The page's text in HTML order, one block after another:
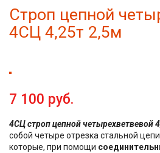
Строп цепной
4СЦ 4,25т 2,5м
7 100 руб.
4СЦ строп цепной четырехветвевой
собой четыре отрезка стальной
которые, при помощи